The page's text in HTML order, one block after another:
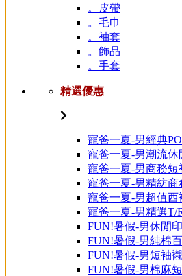
。皮帶
。毛巾
。袖套
。飾品
。手套
精選優惠
寵爸一夏-男經典
寵爸一夏-男潮流休
寵爸一夏-男商務短
寵爸一夏-男精紡商
寵爸一夏-男超值西
寵爸一夏-男精選T/
FUN!暑假-男休閒
FUN!暑假-男純棉
FUN!暑假-男短袖
FUN!暑假-男棉麻